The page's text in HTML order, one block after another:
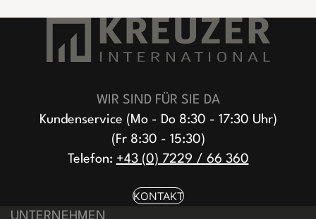
WIR SIND FÜR SIE DA
Kundenservice (Mo - Do 8:30 - 17:30 Uhr)
(Fr 8:30 - 15:30)
Telefon: +43 (0) 7229 / 66 360
KONTAKT